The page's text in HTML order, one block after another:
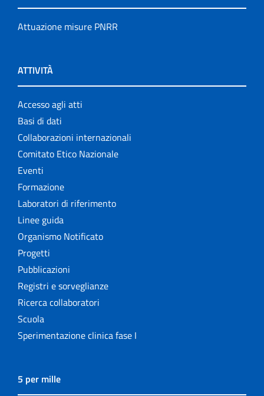
Attuazione misure PNRR
ATTIVITÀ
Accesso agli atti
Basi di dati
Collaborazioni internazionali
Comitato Etico Nazionale
Eventi
Formazione
Laboratori di riferimento
Linee guida
Organismo Notificato
Progetti
Pubblicazioni
Registri e sorveglianze
Ricerca collaboratori
Scuola
Sperimentazione clinica fase I
5 per mille